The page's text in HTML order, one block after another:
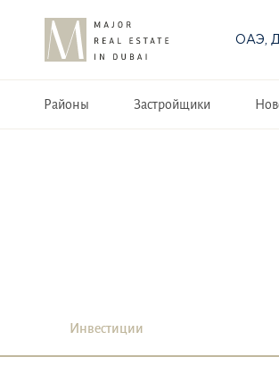
ОАЭ,
Районы Застройщики
Инвестиции